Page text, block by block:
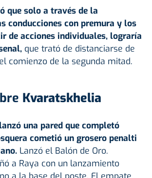
que solo a través de la
conducciones con premura y los
de acciones individuales, lograría
que trató de distanciarse de
comienzo de la segunda mitad.
Kvaratskhelia
una pared que completó
cometió un grosero penalti
Lanzó el Balón de Oro.
a Raya con un lanzamiento